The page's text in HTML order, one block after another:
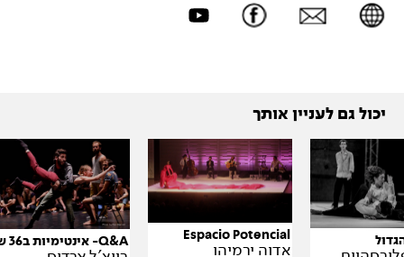
יכול גם לעניין אותך
Espacio Potencial
אדוה ירמיהו Q&A- אינטימיות ב36 שאלות